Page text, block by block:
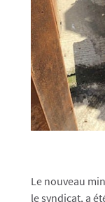
Le nouveau
le syndicat, a